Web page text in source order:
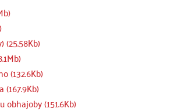
(25.58Kb)
(132.6Kb)
(151.6Kb)